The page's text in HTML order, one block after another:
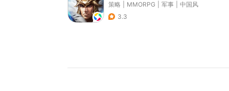
策略 MMORPG 军事
中国风
3.3